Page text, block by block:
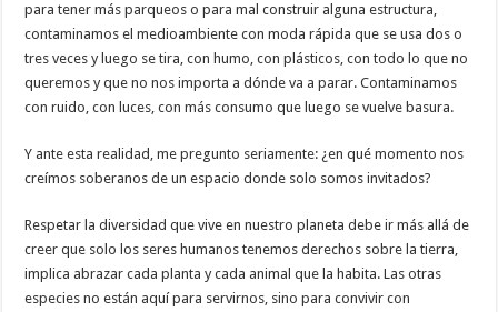
para tener más parqueos o para mal construir alguna estructura,
contaminamos el medioambiente con moda rápida que se usa dos o
tres veces y luego se tira, con humo, con plásticos, con todo lo que no
queremos y que no nos importa a dónde va a parar. Contaminamos
con ruido, con luces, con más consumo que luego se vuelve basura.
Y ante esta realidad, me pregunto seriamente: ¿en qué momento nos
creímos soberanos de un espacio donde solo somos invitados?
Respetar la diversidad que vive en nuestro planeta debe ir más allá de
creer que solo los seres humanos tenemos derechos sobre la tierra,
implica abrazar cada planta y cada animal que la habita. Las otras
especies no están aquí para servirnos, sino para convivir con